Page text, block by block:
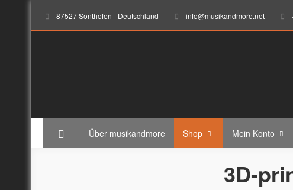
87527 Sonthofen - Deutschland info@musikandmore.net
musikandmore.net
Über musikandmore Shop Mein Konto
3D-